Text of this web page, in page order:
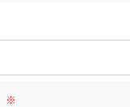
※